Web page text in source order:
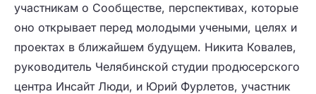
участникам о Сообществе, перспективах, которые
оно открывает перед молодыми учеными, целях и
проектах в ближайшем будущем. Никита Ковалев,
руководитель Челябинской студии продюсерского
центра Инсайт Люди, и Юрий Фурлетов, участник